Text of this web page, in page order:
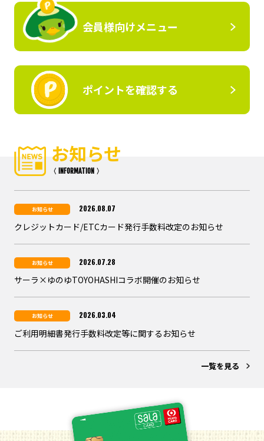
会員様向けメニュー
ポイントを確認する
お知らせ
〈 INFORMATION 〉
お知らせ 2026.08.07
クレジットカード/ETCカード発行手数料改定のお知らせ
お知らせ 2026.07.28
サーラ×ゆのゆTOYOHASHIコラボ開催のお知らせ
お知らせ 2026.03.04
ご利用明細書発行手数料改定等に関するお知らせ
一覧を見る